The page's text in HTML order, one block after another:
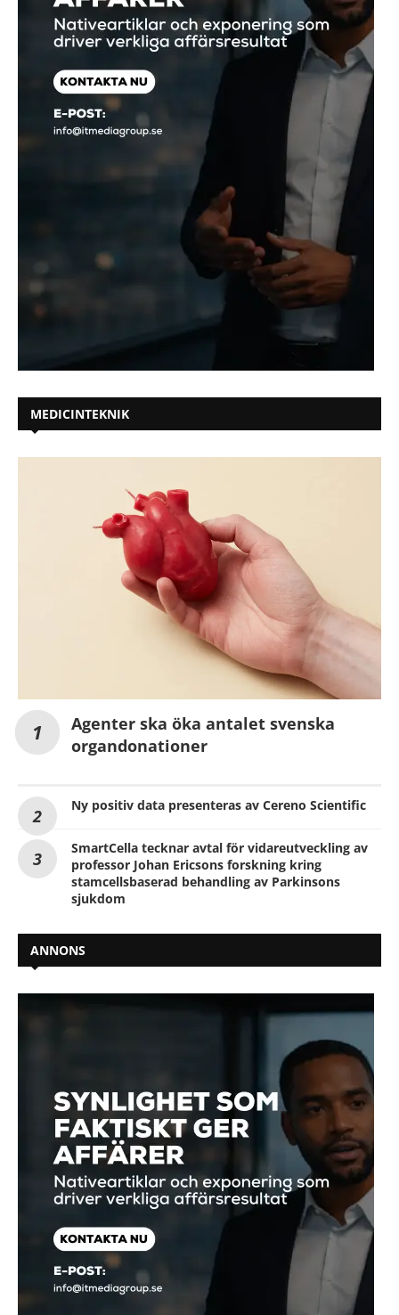
MEDICINTEKNIK
Agenter ska öka antalet svenska
organdonationer
Ny positiv data presenteras av Cereno Scientific
SmartCella tecknar avtal för vidareutveckling av
professor Johan Ericsons forskning kring
stamcellsbaserad behandling av Parkinsons
sjukdom
ANNONS